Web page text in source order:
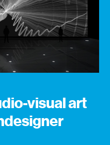
visual art